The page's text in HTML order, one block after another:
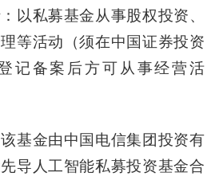
以私募基金从事股权投资、
等活动（须在中国证券投资
记备案后方可从事经营活
基金由中国电信集团投资有
导人工智能私募投资基金合